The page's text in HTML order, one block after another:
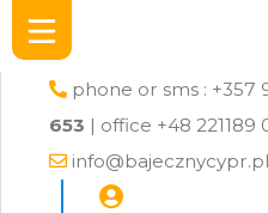
phone or sms : +357
653 | office +48 221189
info@bajecznycypr.pl